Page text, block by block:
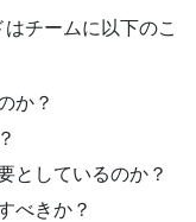
チームに以下のこ
か？
としているのか？
べきか？